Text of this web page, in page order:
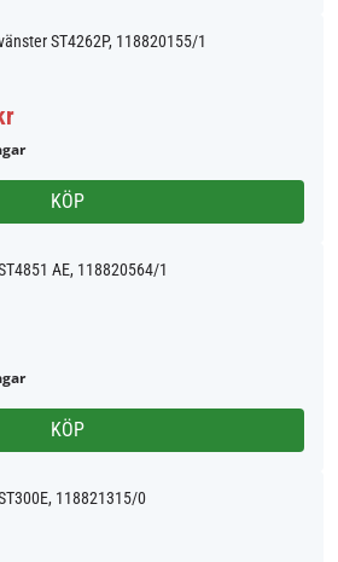
ST4262P, 118820155/1
KÖP
AE, 118820564/1
KÖP
118821315/0